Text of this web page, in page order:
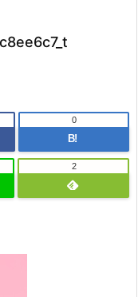
B!
0
2